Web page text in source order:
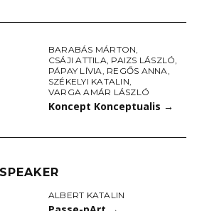
BARABÁS MÁRTON,
CSÁJI ATTILA, PAIZS LÁSZLÓ,
PÁPAY LÍVIA, REGŐS ANNA,
SZÉKELYI KATALIN,
VARGA AMÁR LÁSZLÓ
Koncept Konceptualis →
ALBERT KATALIN